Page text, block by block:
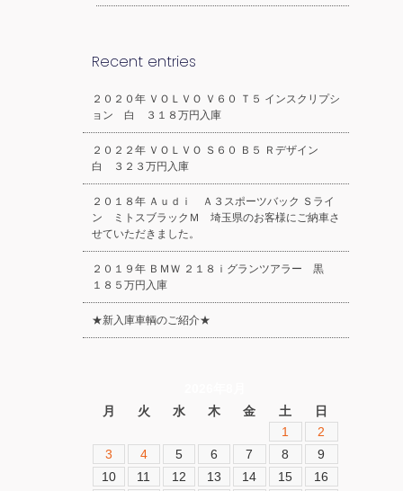
Recent entries
２０２０年 ＶＯＬＶＯ Ｖ６０ Ｔ５ インスクリプシ
ョン 白 ３１８万円入庫
２０２２年 ＶＯＬＶＯ Ｓ６０ Ｂ５ Ｒデザイン
白 ３２３万円入庫
２０１８年 Ａｕｄｉ Ａ３スポーツバック Ｓライ
ン ミトスブラックＭ 埼玉県のお客様にご納車さ
せていただきました。
２０１９年 ＢＭＷ ２１８ｉグランツアラー 黒
１８５万円入庫
★新入庫車輌のご紹介★
月
火 水 木 金 土
日
1
2
3
4 5 6 7 8
9
10
11 12 13 14 15
16